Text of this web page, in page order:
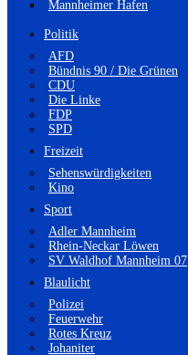
Mannheimer Hafen
Politik
AFD
Bündnis 90 / Die Grünen
CDU
Die Linke
FDP
SPD
Freizeit
Sehenswürdigkeiten
Kino
Sport
Adler Mannheim
Rhein-Neckar Löwen
SV Waldhof Mannheim 07
Blaulicht
Polizei
Feuerwehr
Rotes Kreuz
Johaniter